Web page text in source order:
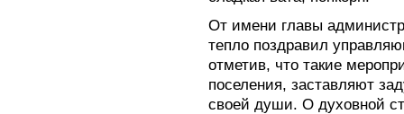
От имени главы
тепло поздравил
отметив, что такие
поселения, заставляют
своей души. О духовной